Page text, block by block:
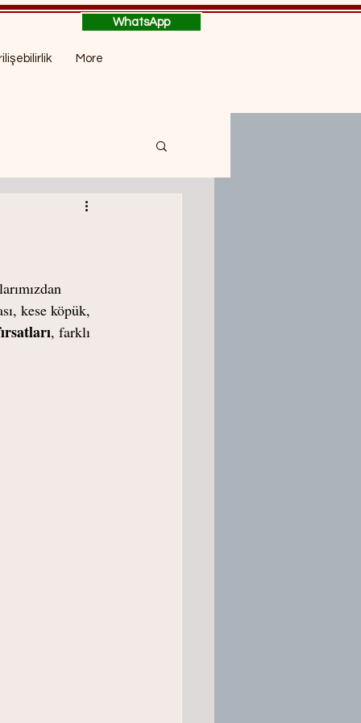
WhatsApp
More
kese köpük,
, farklı